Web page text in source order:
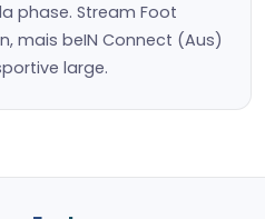
phase. Stream Foot
mais beIN Connect (Aus)
large.